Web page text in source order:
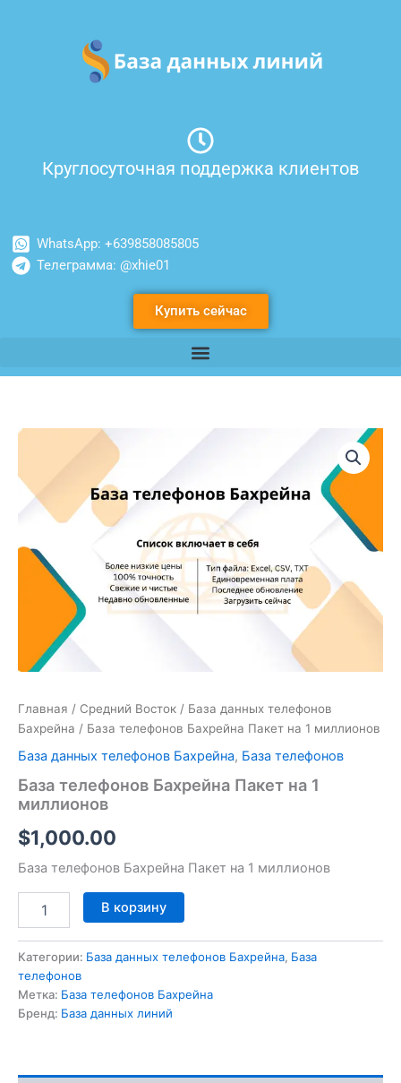
содержимому
Круглосуточная поддержка клиентов
WhatsApp: +639858085805
Телеграмма: @xhie01
Купить сейчас
Главная / Средний Восток / База данных телефонов
Бахрейна / База телефонов Бахрейна Пакет на 1 миллионов
База данных телефонов Бахрейна, База телефонов
База телефонов Бахрейна Пакет на 1
миллионов
$1,000.00
База телефонов Бахрейна Пакет на 1 миллионов
Количество
телефонов
Бахрейна
на
миллионов
В корзину
Категории: База данных телефонов Бахрейна, База
телефонов
Метка: База телефонов Бахрейна
Бренд: База данных линий